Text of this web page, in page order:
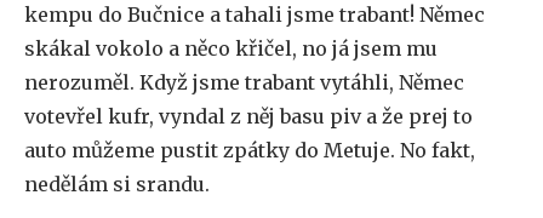
kempu do Bučnice a tahali jsme trabant! Němec
skákal vokolo a něco křičel, no já jsem mu
nerozuměl. Když jsme trabant vytáhli, Němec
votevřel kufr, vyndal z něj basu piv a že prej to
auto můžeme pustit zpátky do Metuje. No fakt,
nedělám si srandu.